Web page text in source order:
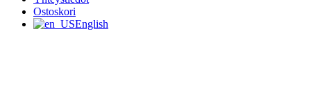
Ostoskori
English